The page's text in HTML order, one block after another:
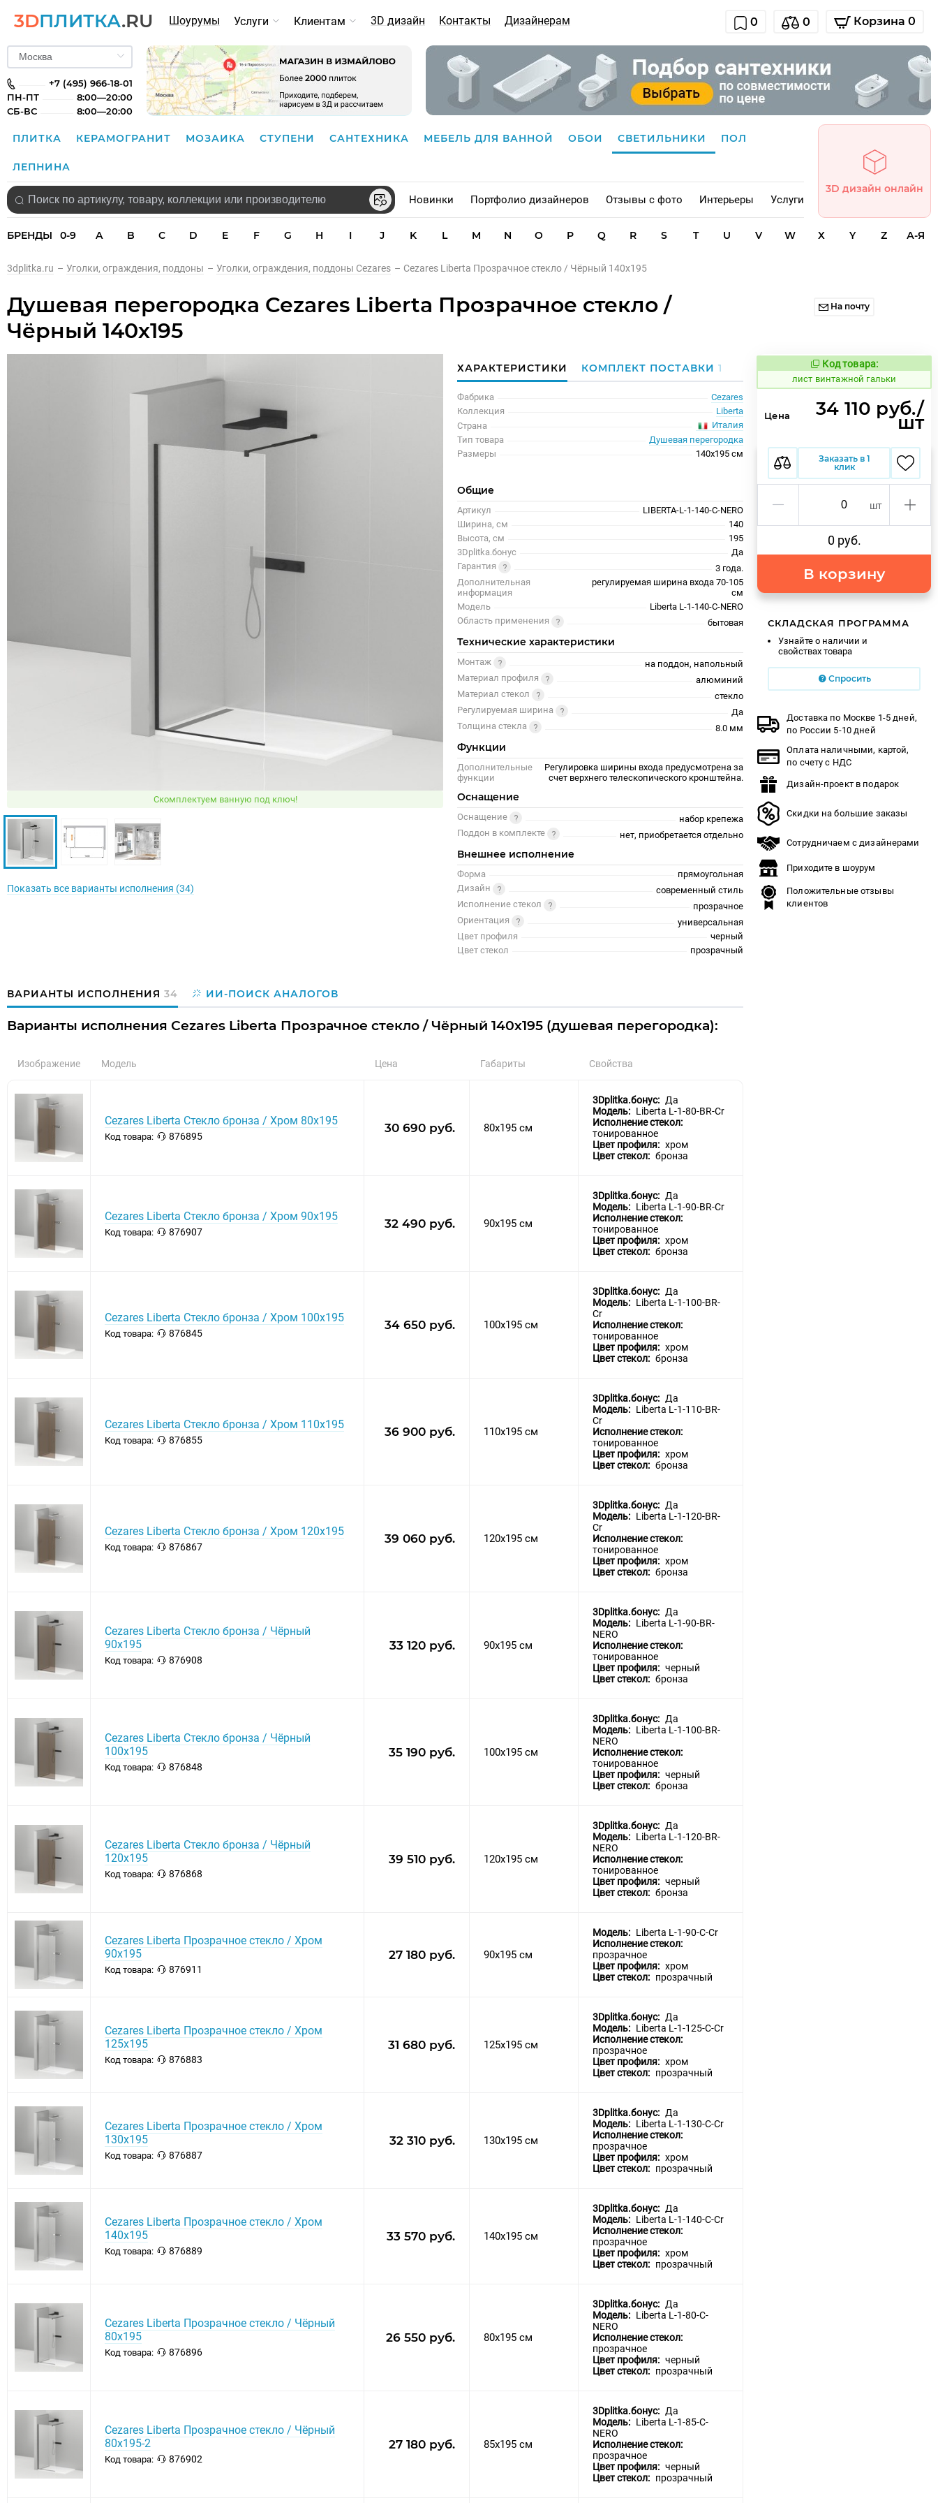
3DПЛИТКА.RU Шоурумы Услуги Клиентам 3D дизайн Контакты Дизайнерам 0 0 Корзина 0
+7 (495) 966-18-01
ПН-ПТ
8:00—20:00
СБ-ВС
8:00—20:00
ПЛИТКА КЕРАМОГРАНИТ МОЗАИКА СТУПЕНИ САНТЕХНИКА МЕБЕЛЬ ДЛЯ ВАННОЙ ОБОИ СВЕТИЛЬНИКИ ПОЛ
ЛЕПНИНА
Новинки Портфолио дизайнеров Отзывы с фото Интерьеры Услуги
3D дизайн онлайн
БРЕНДЫ 0-9 A B C D E F G H I J K L M N O P Q R S T U V W X Y Z А-Я
3dplitka.ru – Уголки, ограждения, поддоны – Уголки, ограждения, поддоны Cezares – Cezares Liberta Прозрачное стекло / Чёрный 140х195
Душевая перегородка Cezares Liberta Прозрачное стекло /
Чёрный 140х195
На почту
Скомплектуем ванную под ключ!
Показать все варианты исполнения (34)
ХАРАКТЕРИСТИКИ КОМПЛЕКТ ПОСТАВКИ1
Фабрика
Cezares
Коллекция
Liberta
Страна
Италия
Тип товара
Душевая перегородка
Размеры
140x195 см
Общие
Артикул
LIBERTA-L-1-140-C-NERO
Ширина, см
140
Высота, см
195
3Dplitka.бонус
Да
Гарантия
3 года.
Дополнительная
информация
регулируемая ширина входа 70-105
см
Модель
Liberta L-1-140-C-NERO
Область применения
бытовая
Технические характеристики
Монтаж
на поддон, напольный
Материал профиля
алюминий
Материал стекол
стекло
Регулируемая ширина
Да
Толщина стекла
8.0 мм
Функции
Дополнительные
функции
Регулировка ширины входа предусмотрена за
счет верхнего телескопического кронштейна.
Оснащение
Оснащение
набор крепежа
Поддон в комплекте
нет, приобретается отдельно
Внешнее исполнение
Форма
прямоугольная
Дизайн
современный стиль
Исполнение стекол
прозрачное
Ориентация
универсальная
Цвет профиля
черный
Цвет стекол
прозрачный
ВАРИАНТЫ ИСПОЛНЕНИЯ 34 ИИ-ПОИСК АНАЛОГОВ
Варианты исполнения Cezares Liberta Прозрачное стекло / Чёрный 140х195 (душевая перегородка):
Изображение Модель Цена Габариты Свойства
Cezares Liberta Стекло бронза / Хром 80х195
Код товара: 876895
30 690 руб. 80x195 см
3Dplitka.бонус: Да
Модель: Liberta L-1-80-BR-Cr
Исполнение стекол:
тонированное
Цвет профиля: хром
Цвет стекол: бронза
Cezares Liberta Стекло бронза / Хром 90х195
Код товара: 876907
32 490 руб. 90x195 см
3Dplitka.бонус: Да
Модель: Liberta L-1-90-BR-Cr
Исполнение стекол:
тонированное
Цвет профиля: хром
Цвет стекол: бронза
Cezares Liberta Стекло бронза / Хром 100х195
Код товара: 876845
34 650 руб. 100x195 см
3Dplitka.бонус: Да
Модель: Liberta L-1-100-BR-
Cr
Исполнение стекол:
тонированное
Цвет профиля: хром
Цвет стекол: бронза
Cezares Liberta Стекло бронза / Хром 110х195
Код товара: 876855
36 900 руб. 110x195 см
3Dplitka.бонус: Да
Модель: Liberta L-1-110-BR-
Cr
Исполнение стекол:
тонированное
Цвет профиля: хром
Цвет стекол: бронза
Cezares Liberta Стекло бронза / Хром 120х195
Код товара: 876867
39 060 руб. 120x195 см
3Dplitka.бонус: Да
Модель: Liberta L-1-120-BR-
Cr
Исполнение стекол:
тонированное
Цвет профиля: хром
Цвет стекол: бронза
Cezares Liberta Стекло бронза / Чёрный
90х195
Код товара: 876908
33 120 руб. 90x195 см
3Dplitka.бонус: Да
Модель: Liberta L-1-90-BR-
NERO
Исполнение стекол:
тонированное
Цвет профиля: черный
Цвет стекол: бронза
Cezares Liberta Стекло бронза / Чёрный
100х195
Код товара: 876848
35 190 руб. 100x195 см
3Dplitka.бонус: Да
Модель: Liberta L-1-100-BR-
NERO
Исполнение стекол:
тонированное
Цвет профиля: черный
Цвет стекол: бронза
Cezares Liberta Стекло бронза / Чёрный
120х195
Код товара: 876868
39 510 руб. 120x195 см
3Dplitka.бонус: Да
Модель: Liberta L-1-120-BR-
NERO
Исполнение стекол:
тонированное
Цвет профиля: черный
Цвет стекол: бронза
Cezares Liberta Прозрачное стекло / Хром
90х195
Код товара: 876911
27 180 руб. 90x195 см
Модель: Liberta L-1-90-C-Cr
Исполнение стекол:
прозрачное
Цвет профиля: хром
Цвет стекол: прозрачный
Cezares Liberta Прозрачное стекло / Хром
125х195
Код товара: 876883
31 680 руб. 125x195 см
3Dplitka.бонус: Да
Модель: Liberta L-1-125-C-Cr
Исполнение стекол:
прозрачное
Цвет профиля: хром
Цвет стекол: прозрачный
Cezares Liberta Прозрачное стекло / Хром
130х195
Код товара: 876887
32 310 руб. 130x195 см
3Dplitka.бонус: Да
Модель: Liberta L-1-130-C-Cr
Исполнение стекол:
прозрачное
Цвет профиля: хром
Цвет стекол: прозрачный
Cezares Liberta Прозрачное стекло / Хром
140х195
Код товара: 876889
33 570 руб. 140x195 см
3Dplitka.бонус: Да
Модель: Liberta L-1-140-C-Cr
Исполнение стекол:
прозрачное
Цвет профиля: хром
Цвет стекол: прозрачный
Cezares Liberta Прозрачное стекло / Чёрный
80х195
Код товара: 876896
26 550 руб. 80x195 см
3Dplitka.бонус: Да
Модель: Liberta L-1-80-C-
NERO
Исполнение стекол:
прозрачное
Цвет профиля: черный
Цвет стекол: прозрачный
Cezares Liberta Прозрачное стекло / Чёрный
80х195-2
Код товара: 876902
27 180 руб. 85x195 см
3Dplitka.бонус: Да
Модель: Liberta L-1-85-C-
NERO
Исполнение стекол:
прозрачное
Цвет профиля: черный
Цвет стекол: прозрачный
Код товара:
876890 Код товара:
лист винтажной гальки
Цена 34 110 руб./
шт
Заказать в 1
клик
шт
0 руб.
В корзину
СКЛАДСКАЯ ПРОГРАММА
Узнайте о наличии и
свойствах товара
Спросить
Доставка по Москве 1-5 дней,
по России 5-10 дней
Оплата наличными, картой,
по счету с НДС
Дизайн-проект в подарок
Скидки на большие заказы
Сотрудничаем с дизайнерами
Приходите в шоурум
Положительные отзывы
клиентов